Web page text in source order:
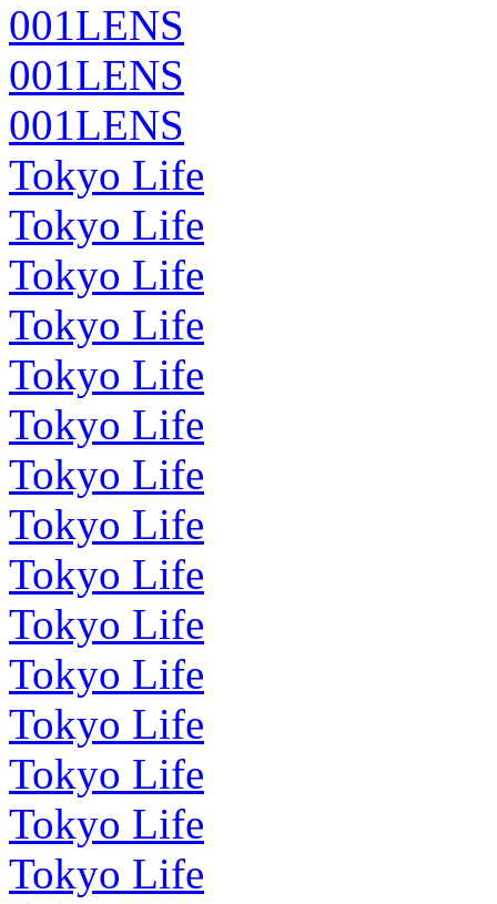
001LENS
001LENS
001LENS
Tokyo Life
Tokyo Life
Tokyo Life
Tokyo Life
Tokyo Life
Tokyo Life
Tokyo Life
Tokyo Life
Tokyo Life
Tokyo Life
Tokyo Life
Tokyo Life
Tokyo Life
Tokyo Life
Tokyo Life